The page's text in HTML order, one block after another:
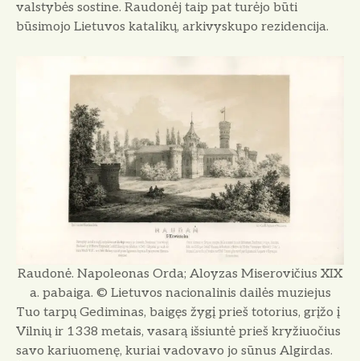
valstybės sostine. Raudonėj taip pat turėjo būti
būsimojo Lietuvos katalikų, arkivyskupo rezidencija.
Raudonė. Napoleonas Orda; Aloyzas Miserovičius XIX
a. pabaiga. © Lietuvos nacionalinis dailės muziejus
Tuo tarpų Gediminas, baigęs žygį prieš totorius, grįžo į
Vilnių ir 1338 metais, vasarą išsiuntė prieš kryžiuočius
savo kariuomenę, kuriai vadovavo jo sūnus Algirdas.